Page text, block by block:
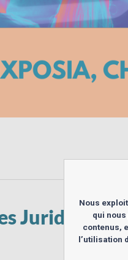
Nous
qui
contenus,
l’utilisation